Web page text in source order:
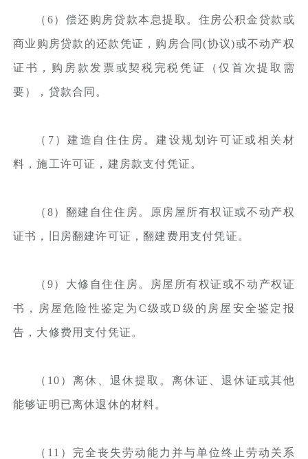
（6）偿还购房贷款本息提取。住房公积金贷款或
商业购房贷款的还款凭证，购房合同(协议)或不动产权
证书，购房款发票或契税完税凭证（仅首次提取需
要），贷款合同。
（7）建造自住住房。建设规划许可证或相关材
料，施工许可证，建房款支付凭证。
（8）翻建自住住房。原房屋所有权证或不动产权
证书，旧房翻建许可证，翻建费用支付凭证。
（9）大修自住住房。房屋所有权证或不动产权证
书，房屋危险性鉴定为C级或D级的房屋安全鉴定报
告，大修费用支付凭证。
（10）离休、退休提取。离休证、退休证或其他
能够证明已离休退休的材料。
（11）完全丧失劳动能力并与单位终止劳动关系